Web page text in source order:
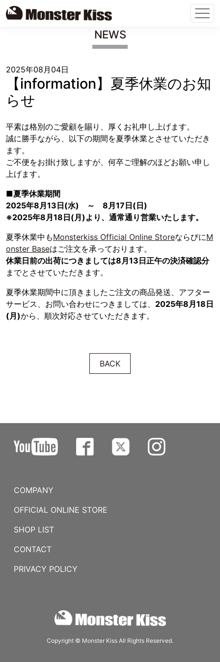
NEWS
2025年08月04日
【information】夏季休業のお知
らせ
平素は格別のご愛顧を賜り、厚くお礼申し上げます。
誠に勝手ながら、以下の期間を夏季休業とさせていただき
ます。
ご不便をお掛け致しますが、何卒ご理解のほどお願い申し
上げます。
■夏季休業期間
2025年8月13日(水) ～ 8月17日(日)
※2025年8月18日(月)より、通常通り営業いたします。
夏季休業中もMonsterkiss Official Online StoreならびにM
onster Baseはご注文を承っております。
休業日前の出荷につきましては8月13日正午の決済確認分
までとさせていただきます。
夏季休業期間中に頂きましたご注文の商品発送、アフター
サービス、お問い合わせにつきましては、 2025年8月18日
(月)から、順次対応させていただきます。
BACK
COMPANY
OFFICIAL ONLINE STORE
SHOP LIST
CONTACT
PRIVACY POLICY
Copyright © Monster Kiss All Rights Reserved.